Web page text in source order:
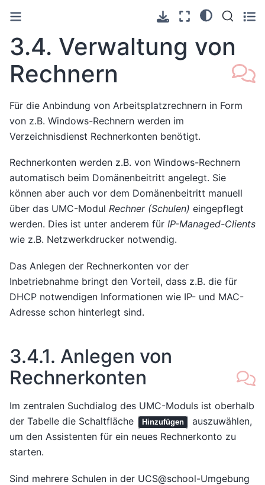
3.4. Verwaltung von
Rechnern
Für die Anbindung von Arbeitsplatzrechnern in Form
von z.B. Windows-Rechnern werden im
Verzeichnisdienst Rechnerkonten benötigt.
Rechnerkonten werden z.B. von Windows-Rechnern
automatisch beim Domänenbeitritt angelegt. Sie
können aber auch vor dem Domänenbeitritt manuell
über das UMC-Modul Rechner (Schulen) eingepflegt
werden. Dies ist unter anderem für IP-Managed-Clients
wie z.B. Netzwerkdrucker notwendig.
Das Anlegen der Rechnerkonten vor der
Inbetriebnahme bringt den Vorteil, dass z.B. die für
DHCP notwendigen Informationen wie IP- und MAC-
Adresse schon hinterlegt sind.
3.4.1. Anlegen von
Rechnerkonten
Im zentralen Suchdialog des UMC-Moduls ist oberhalb
der Tabelle die Schaltfläche
Hinzufügen
auszuwählen,
um den Assistenten für ein neues Rechnerkonto zu
starten.
Sind mehrere Schulen in der UCS@school-Umgebung